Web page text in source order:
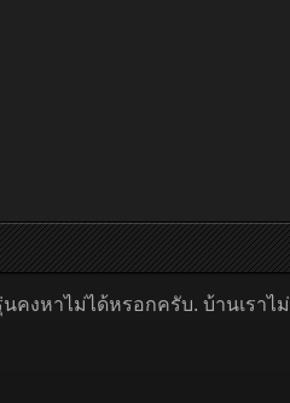
คงหาไม่ได้หรอกครับ. บ้านเราไ